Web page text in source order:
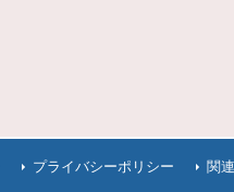
プライバシーポリシー 関